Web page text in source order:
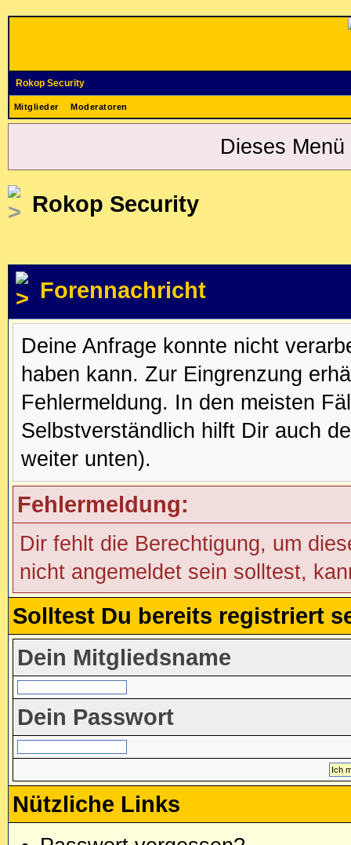
Rokop Security
Mitglieder Moderatoren
Dieses
Rokop Security
Forennachricht
Deine Anfrage konnte nicht
haben kann. Zur Eingrenzung
Fehlermeldung. In den meisten
Selbstverständlich hilft Dir auch
weiter unten).
Fehlermeldung:
Dir fehlt die Berechtigung, um
nicht angemeldet sein solltest,
Solltest Du bereits registriert
Dein Mitgliedsname
Dein Passwort
Nützliche Links